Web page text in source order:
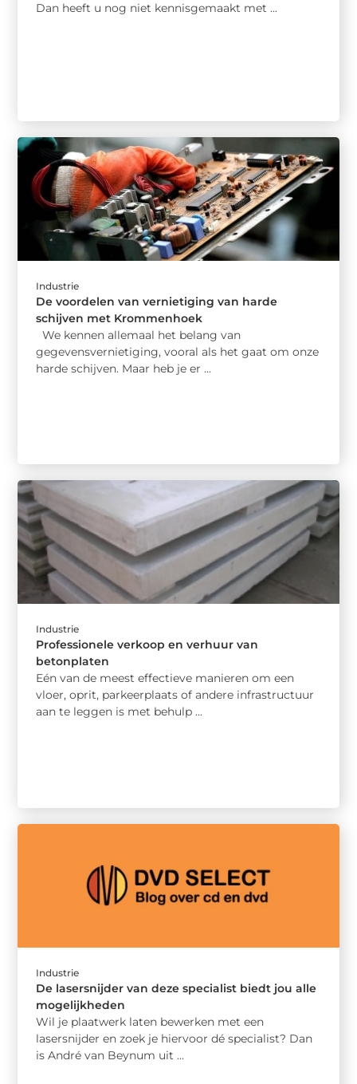
Dan heeft u nog niet kennisgemaakt met ...
Industrie
De voordelen van vernietiging van harde
schijven met Krommenhoek
We kennen allemaal het belang van
gegevensvernietiging, vooral als het gaat om onze
harde schijven. Maar heb je er ...
Industrie
Professionele verkoop en verhuur van
betonplaten
Eén van de meest effectieve manieren om een
vloer, oprit, parkeerplaats of andere infrastructuur
aan te leggen is met behulp ...
Industrie
De lasersnijder van deze specialist biedt jou alle
mogelijkheden
Wil je plaatwerk laten bewerken met een
lasersnijder en zoek je hiervoor dé specialist? Dan
is André van Beynum uit ...